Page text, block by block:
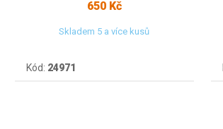
650 Kč
Skladem 5 a více kusů
Kód: 24971